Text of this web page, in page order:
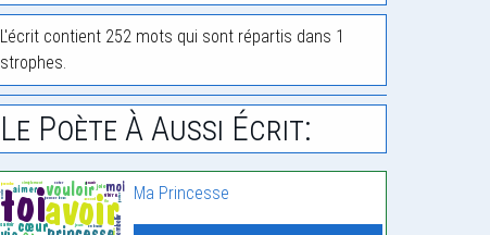
L'écrit contient 252 mots qui sont répartis dans 1
strophes.
Le Poète À Aussi Écrit:
Ma Princesse